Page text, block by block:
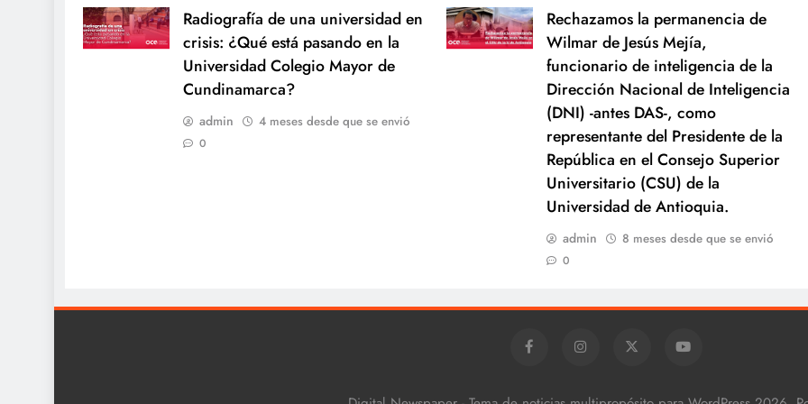
Radiografía de una universidad en
crisis: ¿Qué está pasando en la
Universidad Colegio Mayor de
Cundinamarca?
admin 4 meses desde que se envió
0
Rechazamos la permanencia de
Wilmar de Jesús Mejía,
funcionario de inteligencia de la
Dirección Nacional de Inteligencia
(DNI) -antes DAS-, como
representante del Presidente de la
República en el Consejo Superior
Universitario (CSU) de la
Universidad de Antioquia.
admin 8 meses desde que se envió
0